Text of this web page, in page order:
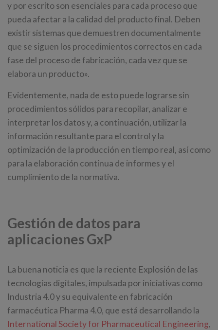
y por escrito son esenciales para cada proceso que
pueda afectar a la calidad del producto final. Deben
existir sistemas que demuestren documentalmente
que se siguen los procedimientos correctos en cada
fase del proceso de fabricación, cada vez que se
elabora un producto».
Evidentemente, nada de esto puede lograrse sin
procedimientos sólidos para recopilar, analizar e
interpretar los datos y, a continuación, utilizar la
información resultante para el control y la
optimización de la producción en tiempo real, así como
para la elaboración continua de informes y el
cumplimiento de la normativa.
Gestión de datos para
aplicaciones GxP
La buena noticia es que la reciente Explosión de las
tecnologías digitales, impulsada por iniciativas como
Industria 4.0 y su equivalente en fabricación
farmacéutica Pharma 4.0, que está desarrollando la
International Society for Pharmaceutical Engineering,